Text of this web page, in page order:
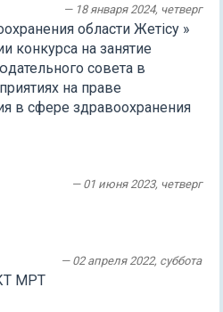
— 18 января 2024, четверг
области Жетісу »
конкурса на занятие
совета в
на праве
в сфере здравоохранения
— 01 июня 2023, четверг
— 02 апреля 2022, суббота
МРТ